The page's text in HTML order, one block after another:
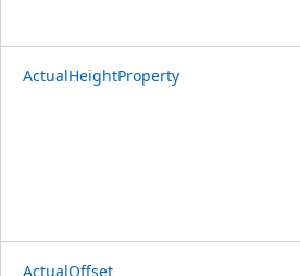
ActualHeightProperty
ActualOffset